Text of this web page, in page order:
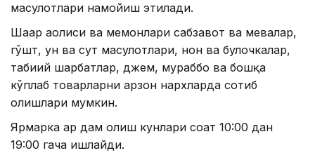
маҳсулотлари намойиш этилади.
Шаҳар аҳолиси ва меҳмонлари сабзавот ва мевалар,
гўшт, ун ва сут маҳсулотлари, нон ва булочкалар,
табиий шарбатлар, джем, мураббо ва бошқа
кўплаб товарларни арзон нархларда сотиб
олишлари мумкин.
Ярмарка ҳар дам олиш кунлари соат 10:00 дан
19:00 гача ишлайди.